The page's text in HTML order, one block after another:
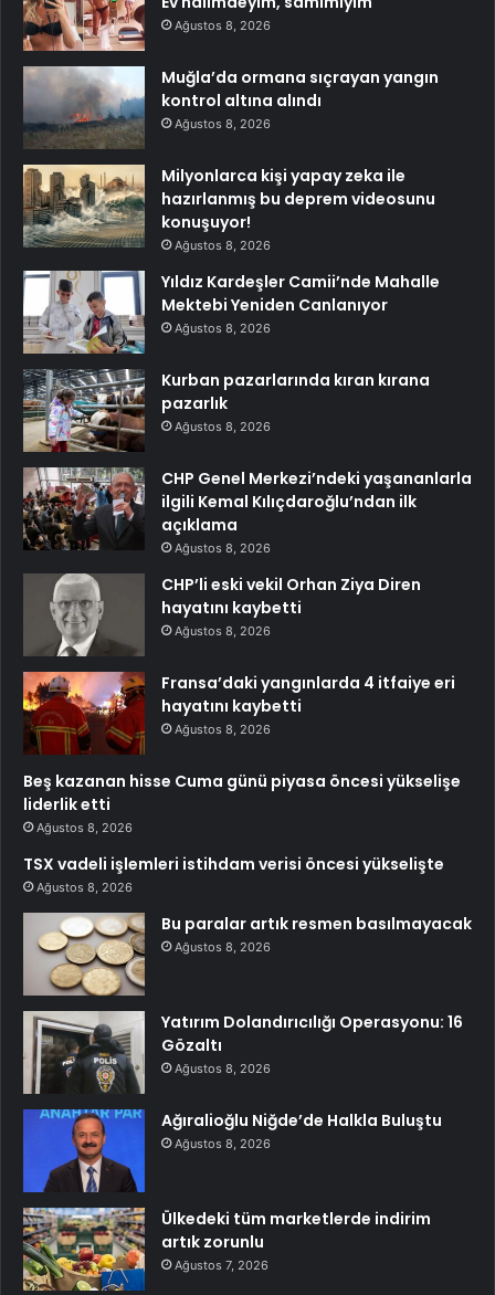
Ağustos 8, 2026
Muğla’da ormana sıçrayan yangın
kontrol altına alındı
Ağustos 8, 2026
Milyonlarca kişi yapay zeka ile
hazırlanmış bu deprem videosunu
konuşuyor!
Ağustos 8, 2026
Yıldız Kardeşler Camii’nde Mahalle
Mektebi Yeniden Canlanıyor
Ağustos 8, 2026
Kurban pazarlarında kıran kırana
pazarlık
Ağustos 8, 2026
CHP Genel Merkezi’ndeki yaşananlarla
ilgili Kemal Kılıçdaroğlu’ndan ilk
açıklama
Ağustos 8, 2026
CHP’li eski vekil Orhan Ziya Diren
hayatını kaybetti
Ağustos 8, 2026
Fransa’daki yangınlarda 4 itfaiye eri
hayatını kaybetti
Ağustos 8, 2026
Beş kazanan hisse Cuma günü piyasa öncesi yükselişe
liderlik etti
Ağustos 8, 2026
TSX vadeli işlemleri istihdam verisi öncesi yükselişte
Ağustos 8, 2026
Bu paralar artık resmen basılmayacak
Ağustos 8, 2026
Yatırım Dolandırıcılığı Operasyonu: 16
Gözaltı
Ağustos 8, 2026
Ağıralioğlu Niğde’de Halkla Buluştu
Ağustos 8, 2026
Ülkedeki tüm marketlerde indirim
artık zorunlu
Ağustos 7, 2026